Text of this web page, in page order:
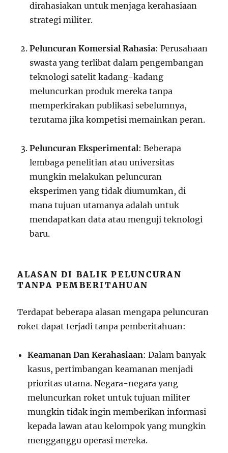
dirahasiakan untuk menjaga kerahasiaan
strategi militer.
Peluncuran Komersial Rahasia: Perusahaan
swasta yang terlibat dalam pengembangan
teknologi satelit kadang-kadang
meluncurkan produk mereka tanpa
memperkirakan publikasi sebelumnya,
terutama jika kompetisi memainkan peran.
Peluncuran Eksperimental: Beberapa
lembaga penelitian atau universitas
mungkin melakukan peluncuran
eksperimen yang tidak diumumkan, di
mana tujuan utamanya adalah untuk
mendapatkan data atau menguji teknologi
baru.
ALASAN DI BALIK PELUNCURAN
TANPA PEMBERITAHUAN
Terdapat beberapa alasan mengapa peluncuran
roket dapat terjadi tanpa pemberitahuan:
Keamanan Dan Kerahasiaan: Dalam banyak
kasus, pertimbangan keamanan menjadi
prioritas utama. Negara-negara yang
meluncurkan roket untuk tujuan militer
mungkin tidak ingin memberikan informasi
kepada lawan atau kelompok yang mungkin
mengganggu operasi mereka.